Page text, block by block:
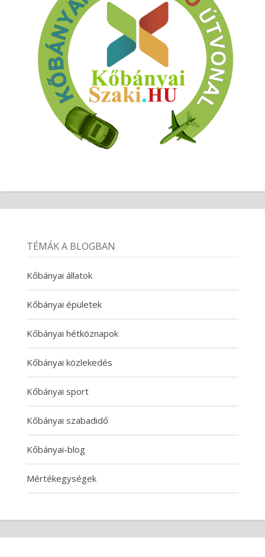
TÉMÁK A BLOGBAN
Kőbányai állatok
Kőbányai épületek
Kőbányai hétköznapok
Kőbányai közlekedés
Kőbányai sport
Kőbányai szabadidő
Kőbányai-blog
Mértékegységek